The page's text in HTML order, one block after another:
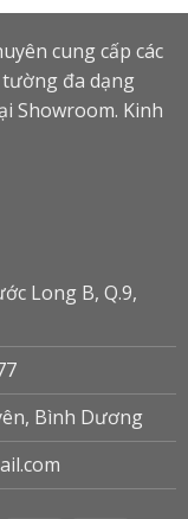
cung cấp các
đa dạng
Showroom. Kinh
Long B, Q.9,
Bình Dương